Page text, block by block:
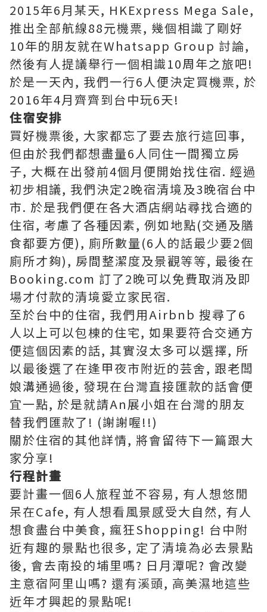
2015年6月某天, HKExpress Mega Sale,
推出全部航線88元機票, 幾個相識了剛好
10年的朋友就在Whatsapp Group 討論,
然後有人提議舉行一個相識10周年之旅吧!
於是一天內, 我們一行6人便決定買機票, 於
2016年4月齊齊到台中玩6天!
住宿安排
買好機票後, 大家都忘了要去旅行這回事,
但由於我們都想盡量6人同住一間獨立房
子, 大概在出發前4個月便開始找住宿. 經過
初步相議, 我們決定2晚宿清境及3晚宿台中
市. 於是我們便在各大酒店網站尋找合適的
住宿, 考慮了各種因素, 例如地點(交通及膳
食都要方便), 廁所數量(6人的話最少要2個
廁所才夠), 房間整潔度及景觀等等, 最後在
Booking.com 訂了2晚可以免費取消及即
場才付款的清境愛立家民宿.
至於台中的住宿, 我們用Airbnb 搜尋了6
人以上可以包棟的住宅, 如果要符合交通方
便這個因素的話, 其實沒太多可以選擇, 所
以最後選了在逢甲夜市附近的芸舍, 跟老闆
娘溝通過後, 發現在台灣直接匯款的話會便
宜一點, 於是就請An展小姐在台灣的朋友
替我們匯款了! (謝謝喔!!)
關於住宿的其他詳情, 將會留待下一篇跟大
家分享!
行程計畫
要計畫一個6人旅程並不容易, 有人想悠閒
呆在Cafe, 有人想看風景感受大自然, 有人
想食盡台中美食, 瘋狂Shopping! 台中附
近有趣的景點也很多, 定了清境為必去景點
後, 會去南投的埔里嗎? 日月潭呢? 會改變
主意宿阿里山嗎? 還有溪頭, 高美濕地這些
近年才興起的景點呢!